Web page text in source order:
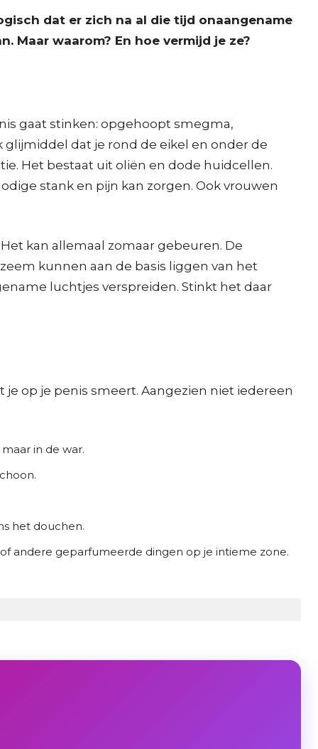
dat er zich na al die tijd onaangename
Maar waarom? En hoe vermijd je ze?
gaat stinken: opgehoopt smegma,
dat je rond de eikel en onder de
Het bestaat uit oliën en dode huidcellen.
stank en pijn kan zorgen. Ook vrouwen
kan allemaal zomaar gebeuren. De
kunnen aan de basis liggen van het
luchtjes verspreiden. Stinkt het daar
op je penis smeert. Aangezien niet iedereen
in de war.
het douchen.
andere geparfumeerde dingen op je intieme zone.